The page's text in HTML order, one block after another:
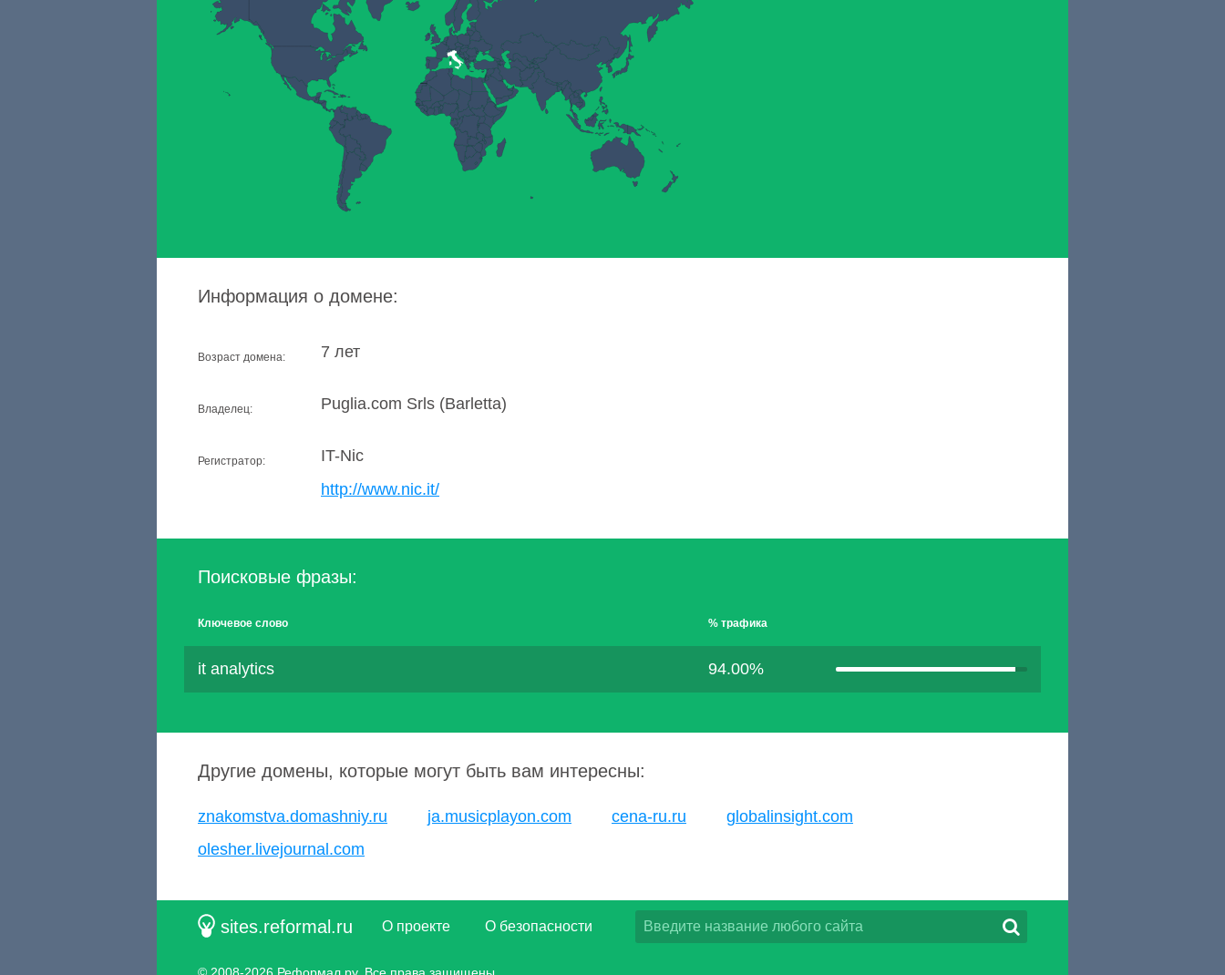
Информация о домене:
Возраст домена: 7 лет
Владелец: Puglia.com Srls (Barletta)
Регистратор:
IT-Nic
http://www.nic.it/
Поисковые фразы:
Ключевое слово % трафика
it analytics 94.00%
Другие домены, которые могут быть вам интересны:
znakomstva.domashniy.ru ja.musicplayon.com cena-ru.ru
globalinsight.com
olesher.livejournal.com
sites.reformal.ru О проекте О безопасности